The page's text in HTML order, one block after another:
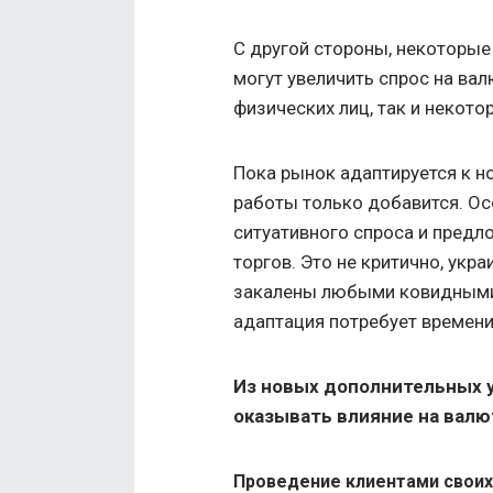
С другой стороны,
могут увеличить спрос на
физических лиц, так и
Пока рынок адаптируется к
работы только добавится.
ситуативного спроса и
торгов. Это не критично,
закалены любыми
адаптация потребует
Из новых дополнительных
оказывать влияние на
Проведение клиентами